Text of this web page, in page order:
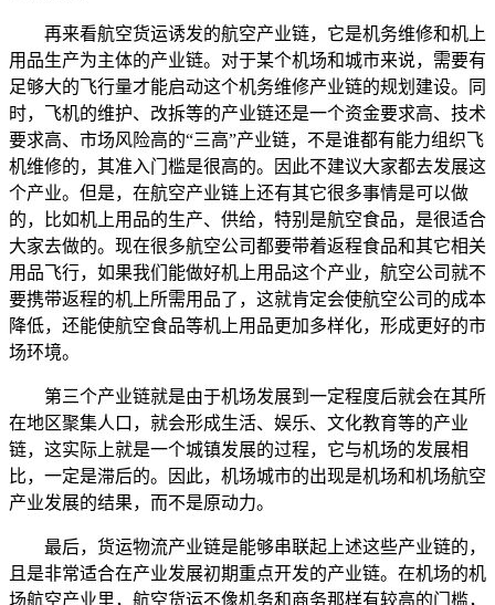
再来看航空货运诱发的航空产业链，它是机务维修和机上
用品生产为主体的产业链。对于某个机场和城市来说，需要有
足够大的飞行量才能启动这个机务维修产业链的规划建设。同
时，飞机的维护、改拆等的产业链还是一个资金要求高、技术
要求高、市场风险高的“三高”产业链，不是谁都有能力组织飞
机维修的，其准入门槛是很高的。因此不建议大家都去发展这
个产业。但是，在航空产业链上还有其它很多事情是可以做
的，比如机上用品的生产、供给，特别是航空食品，是很适合
大家去做的。现在很多航空公司都要带着返程食品和其它相关
用品飞行，如果我们能做好机上用品这个产业，航空公司就不
要携带返程的机上所需用品了，这就肯定会使航空公司的成本
降低，还能使航空食品等机上用品更加多样化，形成更好的市
场环境。
第三个产业链就是由于机场发展到一定程度后就会在其所
在地区聚集人口，就会形成生活、娱乐、文化教育等的产业
链，这实际上就是一个城镇发展的过程，它与机场的发展相
比，一定是滞后的。因此，机场城市的出现是机场和机场航空
产业发展的结果，而不是原动力。
最后，货运物流产业链是能够串联起上述这些产业链的，
且是非常适合在产业发展初期重点开发的产业链。在机场的机
场航空产业里，航空货运不像机务和商务那样有较高的门槛，